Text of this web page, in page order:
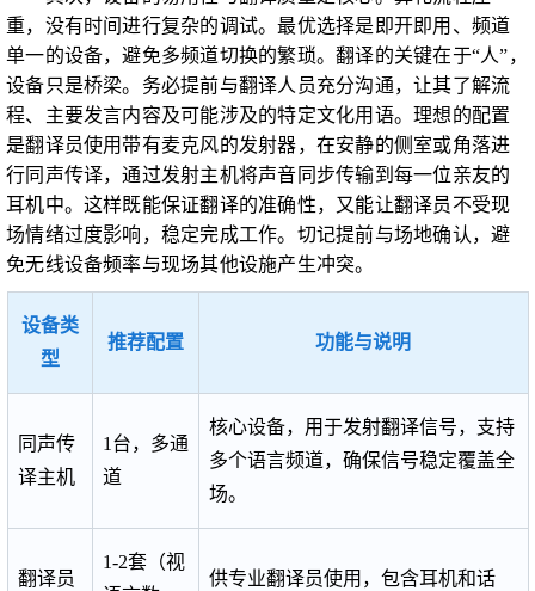
重，没有时间进行复杂的调试。最优选择是即开即用、频道
单一的设备，避免多频道切换的繁琐。翻译的关键在于“人”，
设备只是桥梁。务必提前与翻译人员充分沟通，让其了解流
程、主要发言内容及可能涉及的特定文化用语。理想的配置
是翻译员使用带有麦克风的发射器，在安静的侧室或角落进
行同声传译，通过发射主机将声音同步传输到每一位亲友的
耳机中。这样既能保证翻译的准确性，又能让翻译员不受现
场情绪过度影响，稳定完成工作。切记提前与场地确认，避
免无线设备频率与现场其他设施产生冲突。
设备类
型
推荐配置 功能与说明
同声传
译主机
1台，多通
道
核心设备，用于发射翻译信号，支持
多个语言频道，确保信号稳定覆盖全
场。
翻译员
1-2套（视
供专业翻译员使用，包含耳机和话